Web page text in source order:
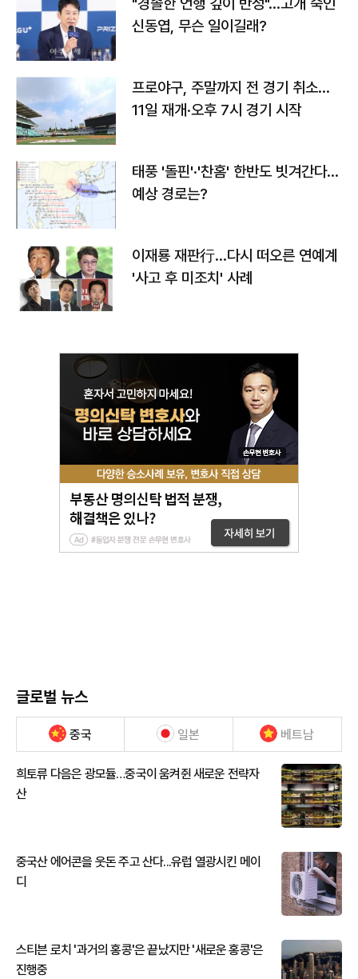
"경솔한 언행 깊이 반성"…고개 숙인
신동엽, 무슨 일이길래?
프로야구, 주말까지 전 경기 취소…
11일 재개·오후 7시 경기 시작
태풍 '돌핀'·'찬홈' 한반도 빗겨간다…
예상 경로는?
이재룡 재판行…다시 떠오른 연예계
'사고 후 미조치' 사례
글로벌 뉴스
중국 일본 베트남
희토류 다음은 광모듈…중국이 움켜쥔 새로운 전략자
산
중국산 에어콘을 웃돈 주고 산다...유럽 열광시킨 메이
디
스티븐 로치 '과거의 홍콩'은 끝났지만 '새로운 홍콩'은
진행중